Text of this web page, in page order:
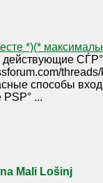
*)(*
способы
РЅР° ...
Mali Lošinj